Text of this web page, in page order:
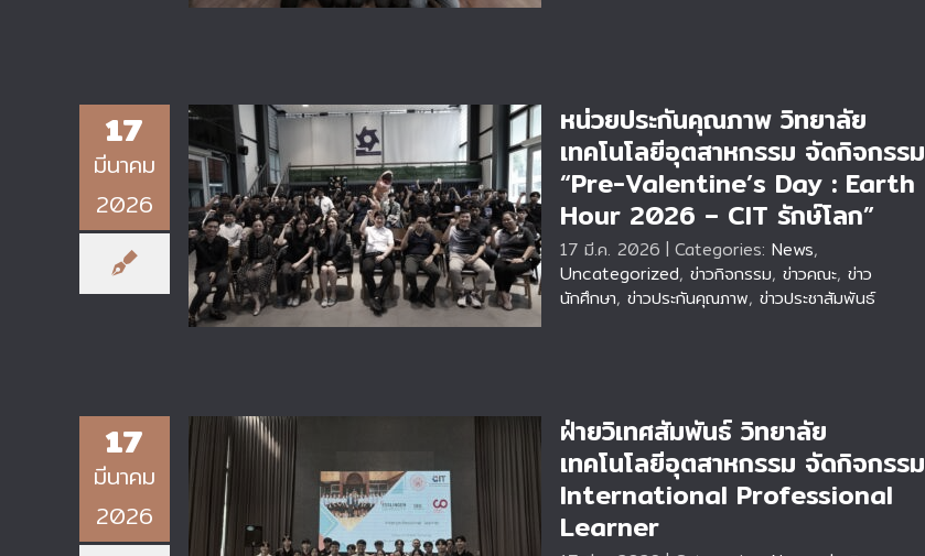
17
มีนาคม
2026
หน่วยประกันคุณภาพ วิทยาลัย
เทคโนโลยีอุตสาหกรรม จัดกิจกรรม
“Pre-Valentine’s Day : Earth
Hour 2026 – CIT รักษ์โลก”
หน่วยประกันคุณภาพ วิทยาลัย
เทคโนโลยีอุตสาหกรรม จัดกิจกรรม
“Pre-Valentine’s Day : Earth
Hour 2026 – CIT รักษ์โลก”
17 มี.ค. 2026 | Categories: News,
Uncategorized, ข่าวกิจกรรม, ข่าวคณะ, ข่าว
นักศึกษา, ข่าวประกันคุณภาพ, ข่าวประชาสัมพันธ์
17
มีนาคม
2026
ฝ่ายวิเทศสัมพันธ์ วิทยาลัยเทคโนโลยี
อุตสาหกรรม จัดกิจกรรม
ฝ่ายวิเทศสัมพันธ์ วิทยาลัย
เทคโนโลยีอุตสาหกรรม จัดกิจกรรม
International Professional
Learner